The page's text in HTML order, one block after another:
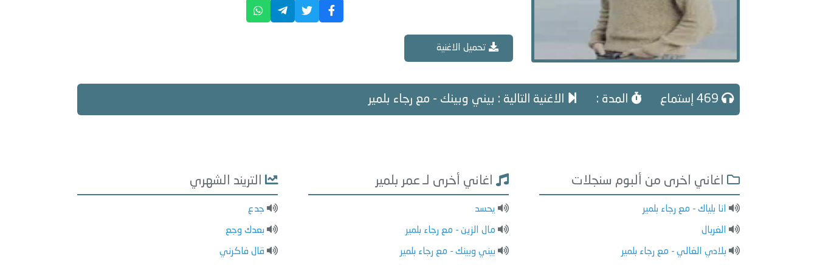
تحميل الاغنية
المدة : الاغنية التالية : بيني وبينك - مع رجاء بلمير
اغاني اخرى من ألبوم سنجلات
انا بلياك - مع رجاء بلمير
الغربال
بلادي الغالي - مع رجاء بلمير
اغاني أخرى لـ عمر بلمير
يحسد
مال الزين - مع رجاء بلمير
بيني وبينك - مع رجاء بلمير
التريند الشهري
جدع
بعدك وجع
قال فاكرني